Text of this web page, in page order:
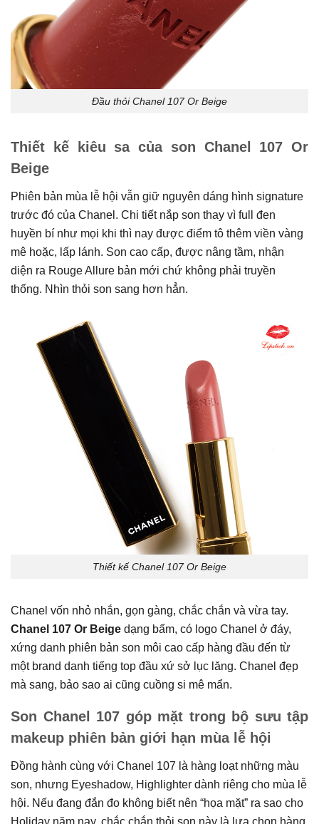
Đầu thỏi Chanel 107 Or Beige
Thiết kế kiêu sa của son Chanel 107 Or
Beige
Phiên bản mùa lễ hội vẫn giữ nguyên dáng hình signature
trước đó của Chanel. Chi tiết nắp son thay vì full đen
huyền bí như mọi khi thì nay được điểm tô thêm viền vàng
mê hoặc, lấp lánh. Son cao cấp, được nâng tầm, nhận
diện ra Rouge Allure bản mới chứ không phải truyền
thống. Nhìn thỏi son sang hơn hẳn.
Thiết kế Chanel 107 Or Beige
Chanel vốn nhỏ nhắn, gọn gàng, chắc chắn và vừa tay.
Chanel 107 Or Beige dạng bấm, có logo Chanel ở đáy,
xứng danh phiên bản son môi cao cấp hàng đầu đến từ
một brand danh tiếng top đầu xứ sở lục lăng. Chanel đẹp
mà sang, bảo sao ai cũng cuồng si mê mẩn.
Son Chanel 107 góp mặt trong bộ sưu tập
makeup phiên bản giới hạn mùa lễ hội
Đồng hành cùng với Chanel 107 là hàng loạt những màu
son, nhưng Eyeshadow, Highlighter dành riêng cho mùa lễ
hội. Nếu đang đắn đo không biết nên “họa mặt” ra sao cho